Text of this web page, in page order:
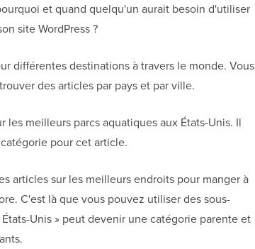
et quand quelqu'un aurait besoin d'utiliser
site WordPress ?
différentes destinations à travers le monde. Vous
des articles par pays et par ville.
meilleurs parcs aquatiques aux États-Unis. Il
pour cet article.
articles sur les meilleurs endroits pour manger à
C'est là que vous pouvez utiliser des sous-
Unis » peut devenir une catégorie parente et